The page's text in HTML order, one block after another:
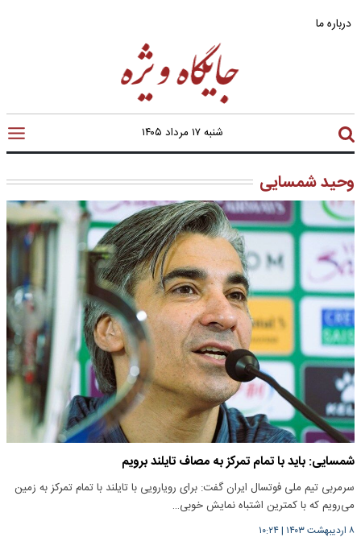
درباره ما
شنبه ۱۷ مرداد ۱۴۰۵
وحید شمسایی
شمسایی: باید با تمام تمرکز به مصاف تایلند برویم
سرمربی تیم ملی فوتسال ایران گفت: برای رویارویی با تایلند با تمام تمرکز به زمین
‌می‌رویم که با کمترین اشتباه نمایش خوبی…
۸ اردیبهشت ۱۴۰۳ |۱۰:۲۴